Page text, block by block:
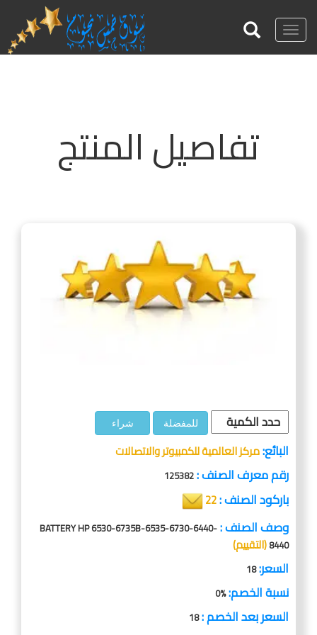
Toggle
navigation
تفاصيل المنتج
للمفضلة شراء
البائع:مركز العالمية للكمبيوتر والاتصالات
رقم معرف الصنف :125382
باركود الصنف :22
وصف الصنف :BATTERY HP 6530-6735B-6535-6730-6440-
8440(التقييم)
السعر:18
نسبة الخصم:%0
السعر بعد الخصم :18